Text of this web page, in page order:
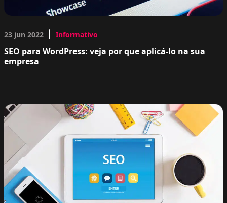
23 jun 2022 Informativo
SEO para WordPress: veja por que aplicá-lo na sua
empresa